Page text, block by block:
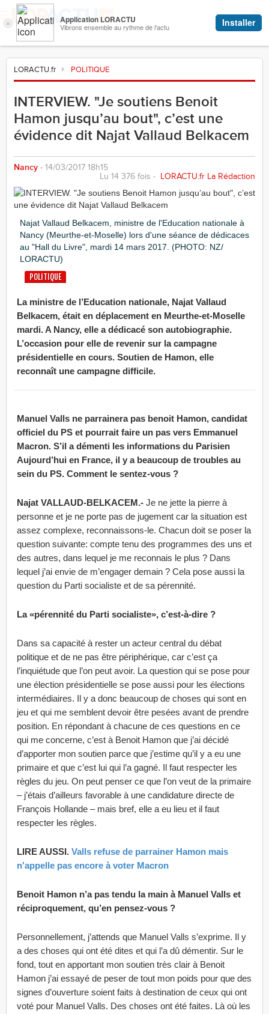
LORACTU.fr POLITIQUE
INTERVIEW. "Je soutiens Benoit
Hamon jusqu’au bout", c’est une
évidence dit Najat Vallaud Belkacem
Nancy - 14/03/2017 18h15
Lu 14 376 fois - LORACTU.fr La Rédaction
POLITIQUE
Najat Vallaud Belkacem, ministre de l'Education nationale à
Nancy (Meurthe-et-Moselle) lors d'une séance de dédicaces
au "Hall du Livre", mardi 14 mars 2017. (PHOTO: NZ/
LORACTU)
La ministre de l’Education nationale, Najat Vallaud
Belkacem, était en déplacement en Meurthe-et-Moselle
mardi. A Nancy, elle a dédicacé son autobiographie.
L’occasion pour elle de revenir sur la campagne
présidentielle en cours. Soutien de Hamon, elle
reconnaît une campagne difficile.
Manuel Valls ne parrainera pas benoit Hamon, candidat
officiel du PS et pourrait faire un pas vers Emmanuel
Macron. S’il a démenti les informations du Parisien
Aujourd’hui en France, il y a beaucoup de troubles au
sein du PS. Comment le sentez-vous ?
Najat VALLAUD-BELKACEM.- Je ne jette la pierre à
personne et je ne porte pas de jugement car la situation est
assez complexe, reconnaissons-le. Chacun doit se poser la
question suivante: compte tenu des programmes des uns et
des autres, dans lequel je me reconnais le plus ? Dans
lequel j’ai envie de m’engager demain ? Cela pose aussi la
question du Parti socialiste et de sa pérennité.
La «pérennité du Parti socialiste», c’est-à-dire ?
Dans sa capacité à rester un acteur central du débat
politique et de ne pas être périphérique, car c’est ça
l’inquiétude que l’on peut avoir. La question qui se pose pour
une élection présidentielle se pose aussi pour les élections
intermédiaires. Il y a donc beaucoup de choses qui sont en
jeu et qui me semblent devoir être pesées avant de prendre
position. En répondant à chacune de ces questions en ce
qui me concerne, c’est à Benoit Hamon que j’ai décidé
d’apporter mon soutien parce que j’estime qu’il y a eu une
primaire et que c’est lui qui l’a gagné. Il faut respecter les
règles du jeu. On peut penser ce que l’on veut de la primaire
– j’étais d’ailleurs favorable à une candidature directe de
François Hollande – mais bref, elle a eu lieu et il faut
respecter les règles.
LIRE AUSSI. Valls refuse de parrainer Hamon mais
n'appelle pas encore à voter Macron
Benoit Hamon n’a pas tendu la main à Manuel Valls et
réciproquement, qu’en pensez-vous ?
Personnellement, j’attends que Manuel Valls s’exprime. Il y
a des choses qui ont été dites et qui l’a dû démentir. Sur le
fond, tout en apportant mon soutien très clair à Benoit
Hamon j’ai essayé de peser de tout mon poids pour que des
signes d’ouverture soient faits à destination de ceux qui ont
voté pour Manuel Valls. Des choses ont été faites. Là où les